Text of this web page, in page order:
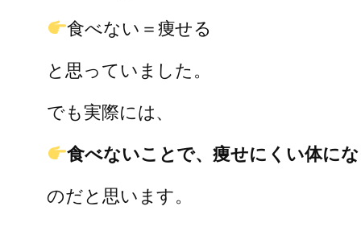
食べない＝痩せる
と思っていました。
でも実際には、
食べないことで、痩せにくい体に
のだと思います。